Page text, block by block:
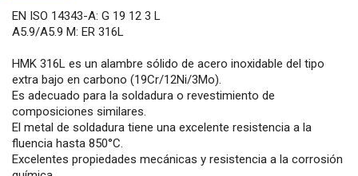
EN ISO 14343-A: G 19 12 3 L
A5.9/A5.9 M: ER 316L
HMK 316L es un alambre sólido de acero inoxidable del tipo
extra bajo en carbono (19Cr/12Ni/3Mo).
Es adecuado para la soldadura o revestimiento de
composiciones similares.
El metal de soldadura tiene una excelente resistencia a la
fluencia hasta 850°C.
Excelentes propiedades mecánicas y resistencia a la corrosión